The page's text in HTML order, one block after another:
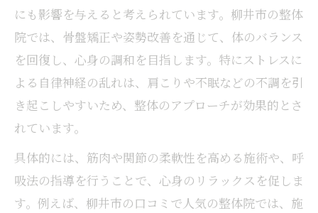
にも影響を与えると考えられています。柳井市の整体
院では、骨盤矯正や姿勢改善を通じて、体のバランス
を回復し、心身の調和を目指します。特にストレスに
よる自律神経の乱れは、肩こりや不眠などの不調を引
き起こしやすいため、整体のアプローチが効果的とさ
れています。
具体的には、筋肉や関節の柔軟性を高める施術や、呼
吸法の指導を行うことで、心身のリラックスを促しま
す。例えば、柳井市の口コミで人気の整体院では、施